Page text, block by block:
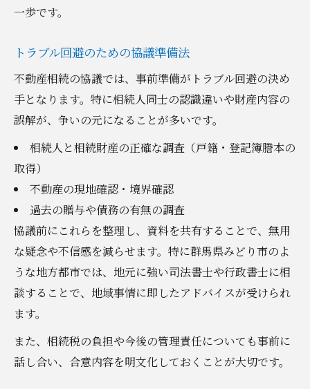
一歩です。
トラブル回避のための協議準備法
不動産相続の協議では、事前準備がトラブル回避の決め
手となります。特に相続人同士の認識違いや財産内容の
誤解が、争いの元になることが多いです。
相続人と相続財産の正確な調査（戸籍・登記簿謄本の
取得）
不動産の現地確認・境界確認
過去の贈与や債務の有無の調査
協議前にこれらを整理し、資料を共有することで、無用
な疑念や不信感を減らせます。特に群馬県みどり市のよ
うな地方都市では、地元に強い司法書士や行政書士に相
談することで、地域事情に即したアドバイスが受けられ
ます。
また、相続税の負担や今後の管理責任についても事前に
話し合い、合意内容を明文化しておくことが大切です。